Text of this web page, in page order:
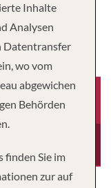
Besatzung
Inhalte
Analysen
Datentransfer
wo vom
abgewichen
Behörden
finden Sie im
zur auf